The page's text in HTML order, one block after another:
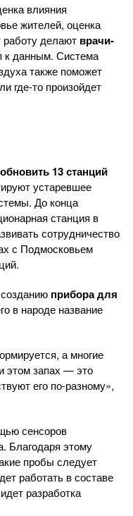
влияния
жителей, оценка
работу делают врачи-
к данным. Система
также поможет
где-то произойдет
обновить 13 станций
устаревшее
До конца
станция в
сотрудничество
с Подмосковьем
прибора для
в народе название
а многие
этом запах — это
его по-разному»,
сенсоров
Благодаря этому
пробы следует
работать в составе
разработка